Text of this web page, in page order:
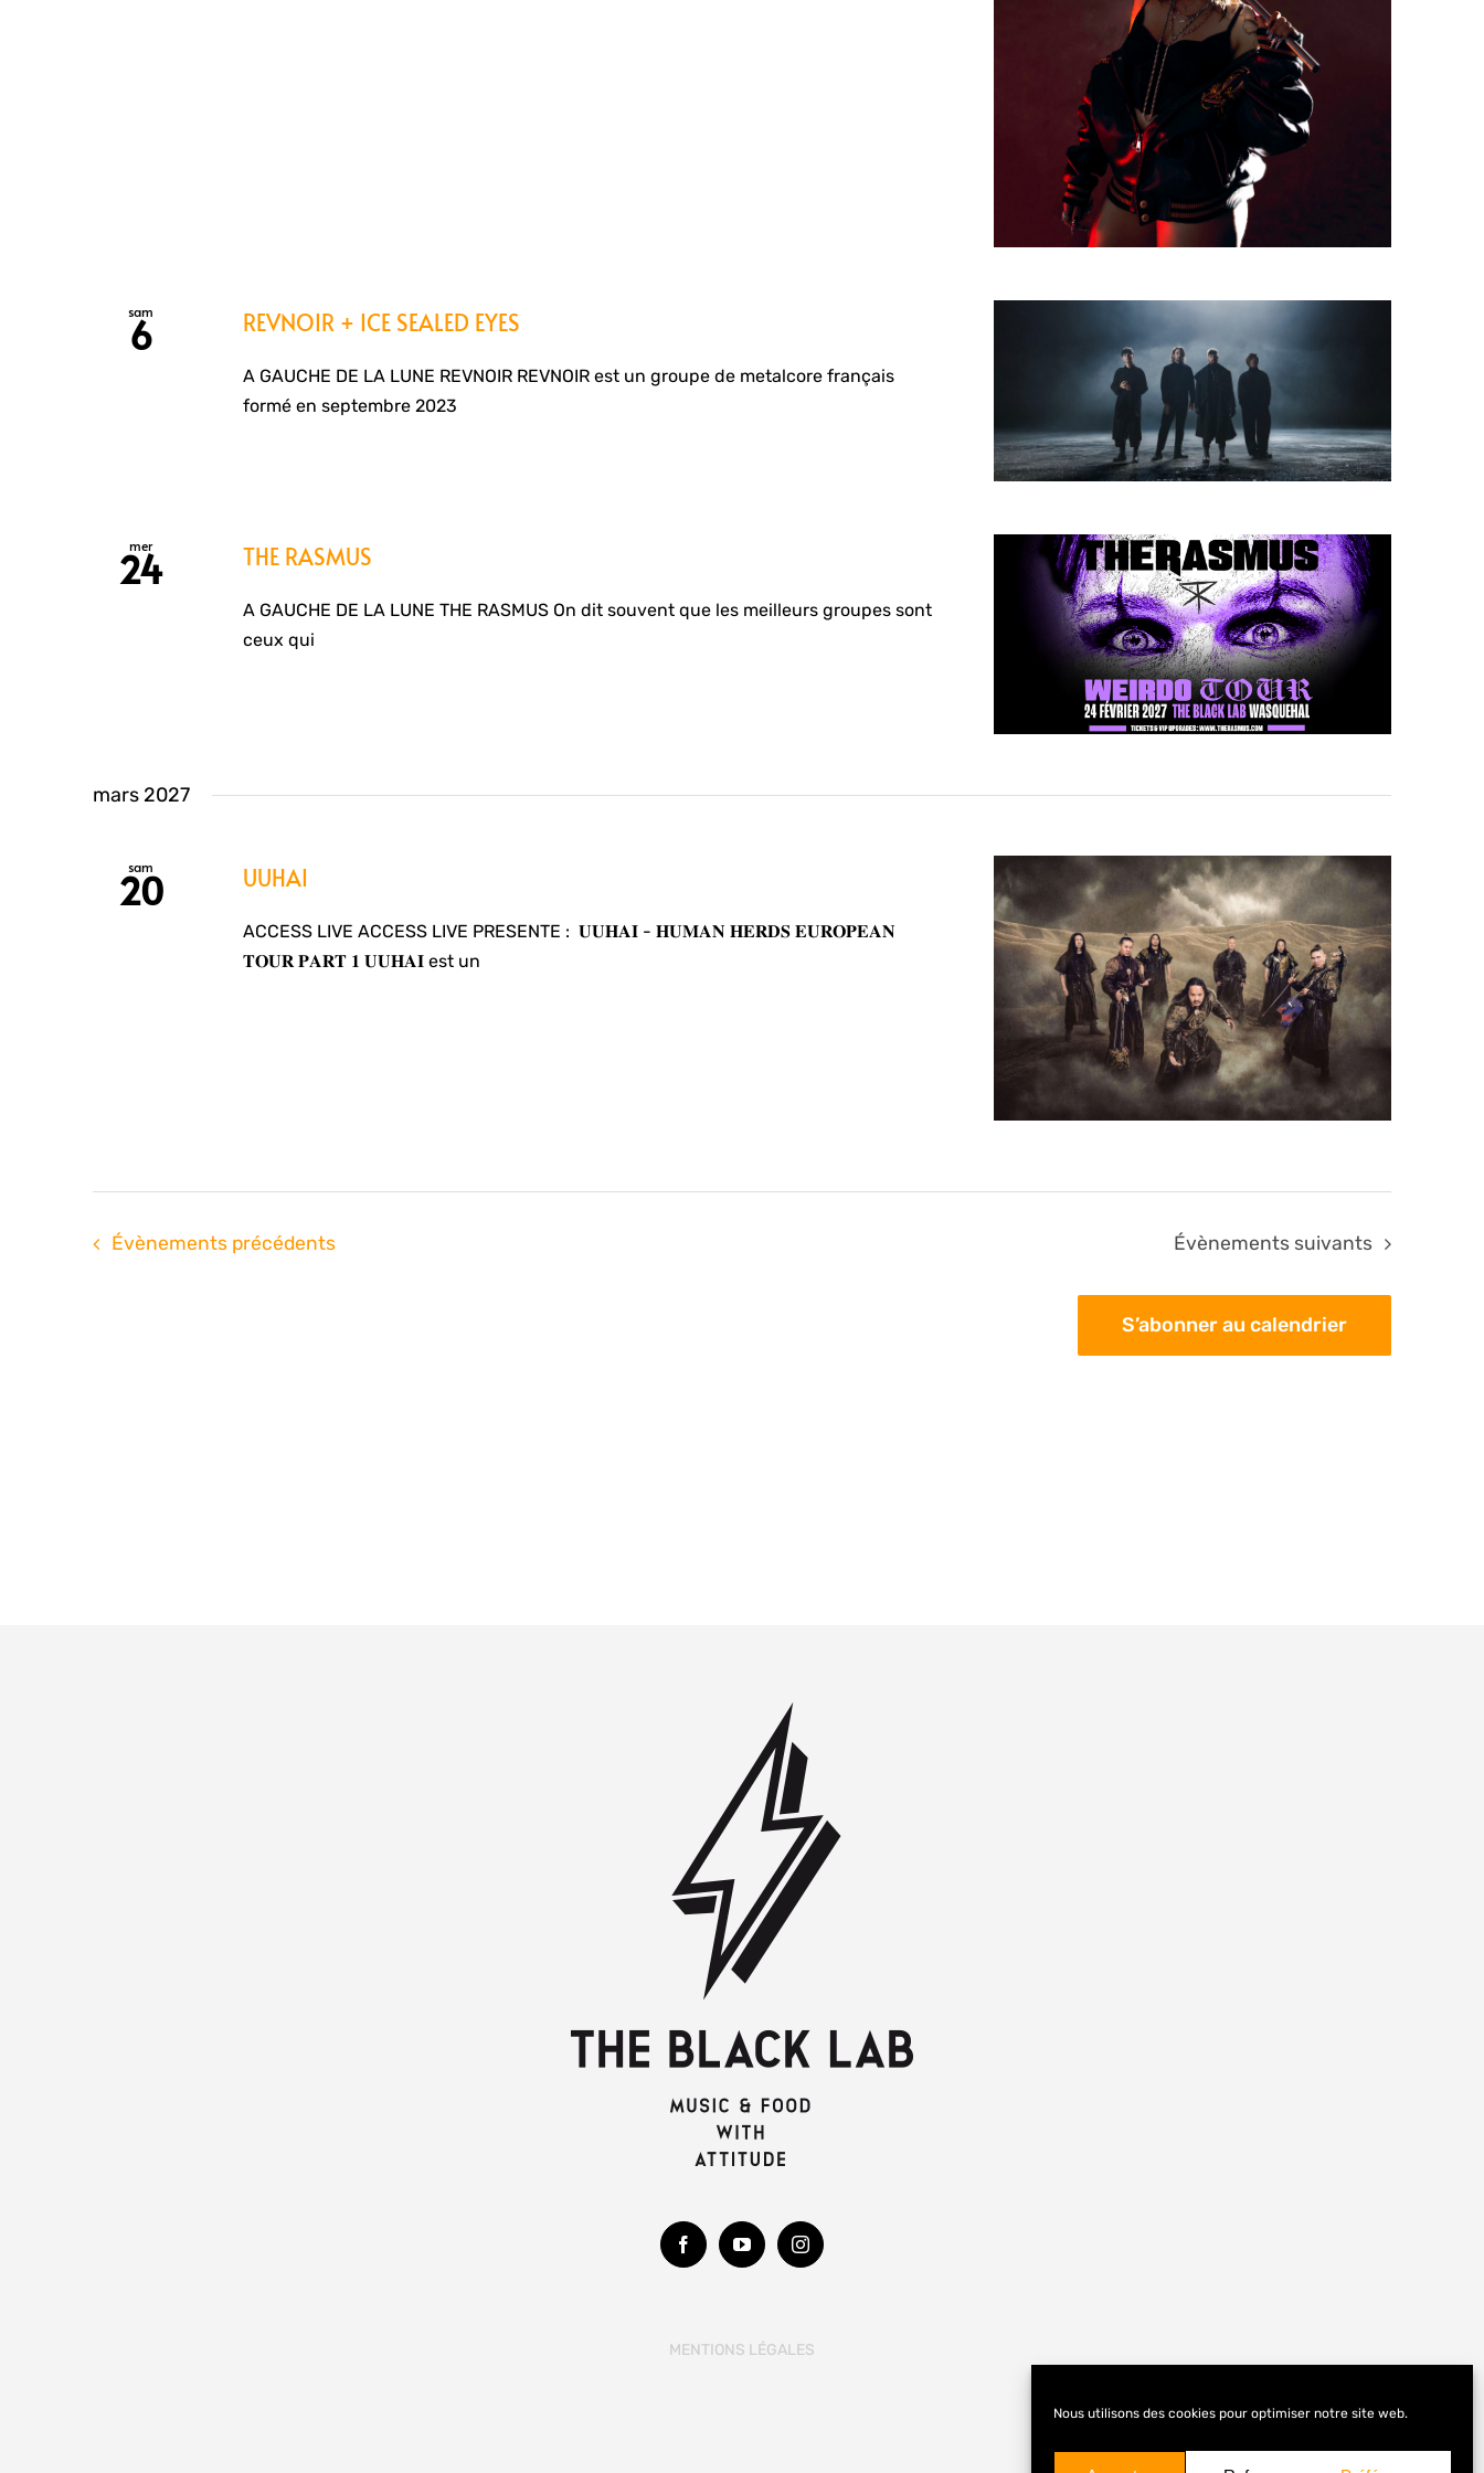
Nous utilisons des cookies pour optimiser notre site web.
sam
6 REVNOIR + ICE SEALED EYES
A GAUCHE DE LA LUNE REVNOIR REVNOIR est un groupe de metalcore français
formé en septembre 2023
mer
24 THE RASMUS
A GAUCHE DE LA LUNE THE RASMUS On dit souvent que les meilleurs groupes sont
ceux qui
mars 2027
sam
20 UUHAI
ACCESS LIVE ACCESS LIVE PRESENTE : 𝐔𝐔𝐇𝐀𝐈 - 𝐇𝐔𝐌𝐀𝐍 𝐇𝐄𝐑𝐃𝐒 𝐄𝐔𝐑𝐎𝐏𝐄𝐀𝐍
𝐓𝐎𝐔𝐑 𝐏𝐀𝐑𝐓 𝟏 𝐔𝐔𝐇𝐀𝐈 est un
Évènementsprécédents Évènements suivants
S’abonner au calendrier
MENTIONS LÉGALES